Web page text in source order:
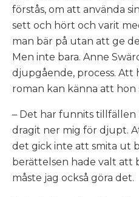
förstås, om att använda
sett och hört och varit
man bär på utan att ge
Men inte bara. Anne
djupgående, process. Att
roman kan känna att hon
– Det har funnits tillfällen
dragit ner mig för djupt.
det gick inte att smita ut
berättelsen hade valt att
måste jag också göra det.